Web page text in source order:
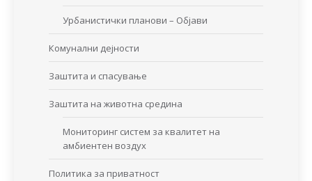
Урбанистички планови – Објави
Комунални дејности
Заштита и спасување
Заштита на животна средина
Мониторинг систем за квалитет на
амбиентен воздух
Политика за приватност